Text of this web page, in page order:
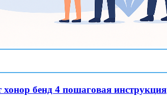
хонор бенд 4 пошаговая инструкция